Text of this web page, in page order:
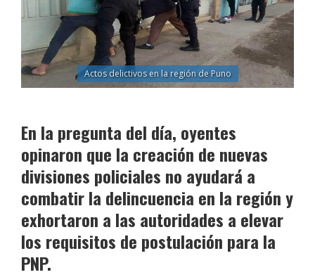
Actos delictivos en la región de Puno
En la pregunta del día, oyentes
opinaron que la creación de nuevas
divisiones policiales no ayudará a
combatir la delincuencia en la región y
exhortaron a las autoridades a elevar
los requisitos de postulación para la
PNP.